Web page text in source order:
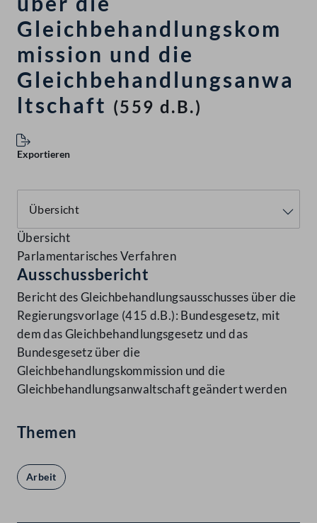
Gleichbehandlungskom
mission und die
Gleichbehandlungsanwa
ltschaft (559 d.B.)
Exportieren
Übersicht
Parlamentarisches Verfahren
Ausschussbericht
Bericht des Gleichbehandlungsausschusses über die
Regierungsvorlage (415 d.B.): Bundesgesetz, mit
dem das Gleichbehandlungsgesetz und das
Bundesgesetz über die
Gleichbehandlungskommission und die
Gleichbehandlungsanwaltschaft geändert werden
Themen
Arbeit